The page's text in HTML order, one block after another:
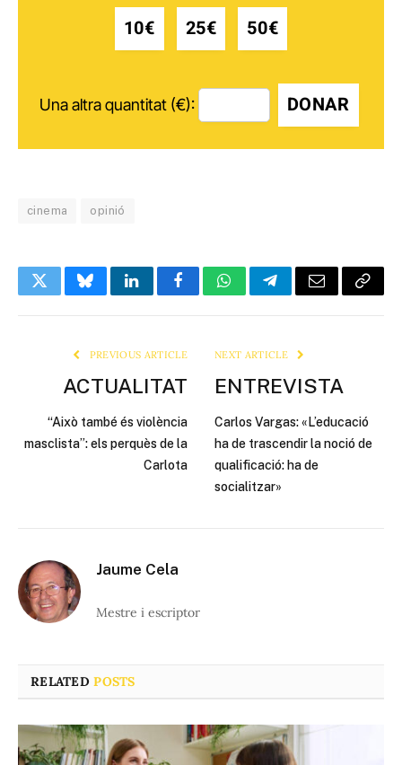
10€ 25€ 50€
Una altra quantitat (€): DONAR
cinema opinió
TwitterBlueskyLinkedInFacebookWhatsAppTelegramEmail Copy
PREVIOUS ARTICLE
ACTUALITAT
“Això també és violència
masclista”: els perquès de la
Carlota
NEXT ARTICLE
ENTREVISTA
Carlos Vargas: «L’educació
ha de trascendir la noció de
qualificació: ha de
socialitzar»
Jaume Cela
Mestre i escriptor
RELATEDPOSTS